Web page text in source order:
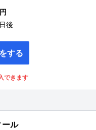
円
後
する
できます
ール